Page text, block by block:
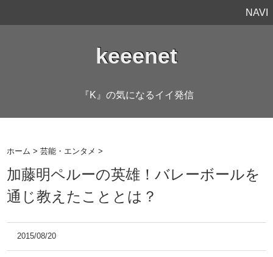
NAVI
keeenet
『K』の気になるイイ発信
ホーム >芸能・エンタメ >
加藤明ペルーの英雄！バレーボールを
通じ教えたこととは？
2015/08/20